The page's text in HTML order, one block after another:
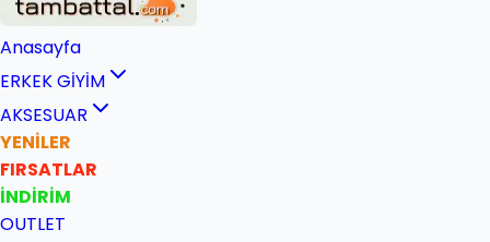
Anasayfa
ERKEK GİYİM
AKSESUAR
YENİLER
FIRSATLAR
İNDİRİM
OUTLET